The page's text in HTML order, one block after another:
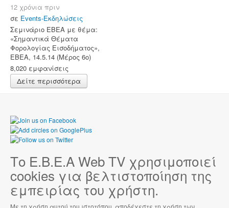
12 χρόνια πριν
σε Events-Εκδηλώσεις
Σεμινάριο ΕΒΕΑ με θέμα:
«Σημαντικά Θέματα
Φορολογίας Εισοδήματος»,
ΕΒΕΑ, 14.5.14 (Μέρος 6ο)
8,020 εμφανίσεις
Δείτε περισσότερα
Το Ε.Β.Ε.Α Web TV χρησιμοποιεί
cookies για βελτιστοποίηση της
εμπειρίας του χρήστη.